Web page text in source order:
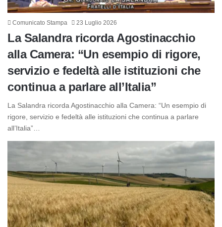
Comunicato Stampa 23 Luglio 2026
La Salandra ricorda Agostinacchio
alla Camera: “Un esempio di rigore,
servizio e fedeltà alle istituzioni che
continua a parlare all’Italia”
La Salandra ricorda Agostinacchio alla Camera: “Un esempio di
rigore, servizio e fedeltà alle istituzioni che continua a parlare
all’Italia”…